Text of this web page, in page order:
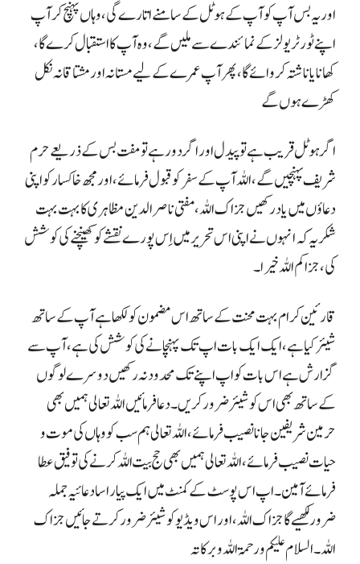
اور یہ بس آپ کو آپ کے ہوٹل کے سامنے اتارے گی، وہاں پہنچ کر آپ
اپنے ٹور ٹریولز کے نمائندے سے ملیں گے، وہ آپ کا استقبال کرے گا،
کھانا یا ناشتہ کروائے گا، پھر آپ عمرے کے لیے مستانہ اور مشتاقانہ نکل
کھڑے ہوں گے
اگر ہوٹل قریب ہے تو پیدل اور اگر دور ہے تو مفت بس کے ذریعے حرم
شریف پہنچیں گے، اللہ آپ کے سفر کو قبول فرمائے، اور مجھ خاکسار کو اپنی
دعاؤں میں یاد رکھیں جزاک اللہ، مفتی ناصر الدین مظاہری کا بہت بہت
شکریہ کہ انہوں نے اپنی اس تحریر میں اِس پورے نقشے کو کھینچنے کی کوشش
کی، جزاکم اللہ خیرا۔
قارئین کرام بہت محنت کے ساتھ اس مضمون کو لکھا ہے آپ کے ساتھ
شیئر کیا ہے، ایک ایک بات اپ تک پہنچانے کی کوشش کی ہے، آپ سے
گزارش ہے اس بات کو اپ اپنے تک محدود نہ رکھیں دوسرے لوگوں
کے ساتھ بھی اس کو شیئر ضرور کریں۔ دعا فرمائیں اللہ تعالی ہمیں بھی
حرمین شریفین جانا نصیب فرمائے، اللہ تعالی ہم سب کو وہاں کی موت و
حیات نصیب فرمائے، اللہ تعالی ہمیں بھی حج بیت اللہ کرنے کی توفیق عطا
فرمائے آمین۔ اپ اس پوسٹ کے کمنٹ میں ایک پیارا سا دعائیہ جملہ
ضرور لکھیے گا جزاک اللہ، اور اس ویڈیو کو شیئر ضرور کرتے جائیں جزاک
اللہ۔ السلام علیکم ورحمۃ اللہ وبرکاتہ